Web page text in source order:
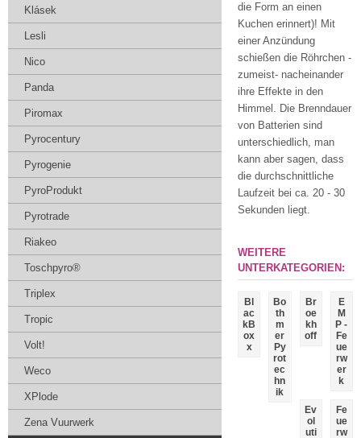
die Form an einen
Kuchen erinnert)! Mit
einer Anzündung
schießen die Röhrchen -
zumeist- nacheinander
ihre Effekte in den
Himmel. Die Brenndauer
von Batterien sind
unterschiedlich, man
kann aber sagen, dass
die durchschnittliche
Laufzeit bei ca. 20 - 30
Sekunden liegt.
WEITERE
UNTERKATEGORIEN:
Bl
ac
kB
ox
x
Bo
th
m
er
Py
rot
ec
hn
ik
Br
oe
kh
off
E
M
P -
Fe
ue
rw
er
k
Ev
ol
uti
Fe
ue
rw
Klásek
Lesli
Nico
Panda
Piromax
Pyrocentury
Pyrogenie
PyroProdukt
Pyrotrade
Riakeo
Toschpyro®
Triplex
Tropic
Volt!
Weco
XPlode
Zena Vuurwerk